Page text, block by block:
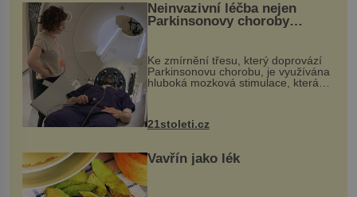
Neinvazivní léčba nejen
Parkinsonovy choroby
Ke zmírnění třesu, který doprovází
Parkinsonovu chorobu, je využívána
hluboká mozková stimulace, která
však vyžaduje vysoce invazivní
zákrok. Ultrazvuk zase není vhodný
k dostatečně přesnému zacílení ...
21stoleti.cz
Vavřín jako lék